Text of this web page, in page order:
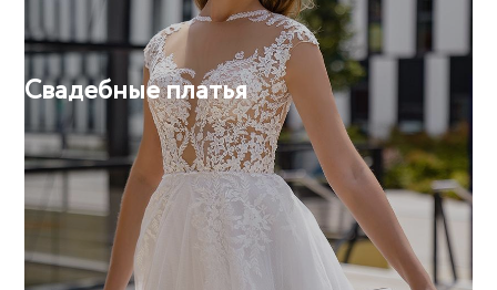
Свадебные платья